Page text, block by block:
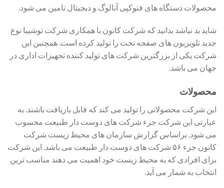
محصولات دستگاه های فتوکپی آنالوگ و دیجیتال تامین می شود.
شاید بد نباشد بدانید که شرکت کانون با همکاری شرکت توشیبا نوع
جدید تلویزیون های صفحه تخت را تولید کرده است. همچنین این
شرکت یکی از بزرگترین شرکت های تولید کننده تجهیزات اداری در
جهان می باشد.
محصولات
این شرکت محصولاتی را تولید می کند که قابل بازیافت باشند. به
عبارتی این شرکت جزء شرکت های دوست دار طبیعت محسوب
می شود. براساس گزارش سازمان های محیط زیست شرکت
کانون جزء ۵۶ شرکت های دوست دار طبیعت می باشد. این شرکت
برای افرادی که به محیط زیست خود اهمیت می دهند مناسب ترین
انتخاب به شمار می آید.